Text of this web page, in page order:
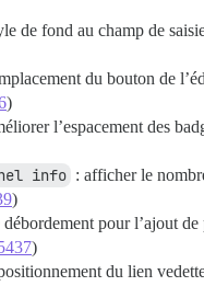
de fond au champ de
du bouton de
)
l’espacement des
info : afficher le
)
pour l’ajout
)
du lien